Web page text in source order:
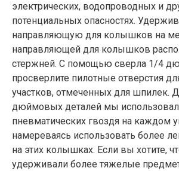
электрических, водопроводных и
потенциальных опасностях.
направляющую для колышков на
направляющей для колышков
стержней. С помощью сверла 1/4
просверлите пилотные отверстия
участков, отмеченных для шпилек.
дюймовых деталей мы
пневматических гвоздя на каждом
намереваясь использовать более
на этих колышках. Если вы хотите,
удерживали более тяжелые